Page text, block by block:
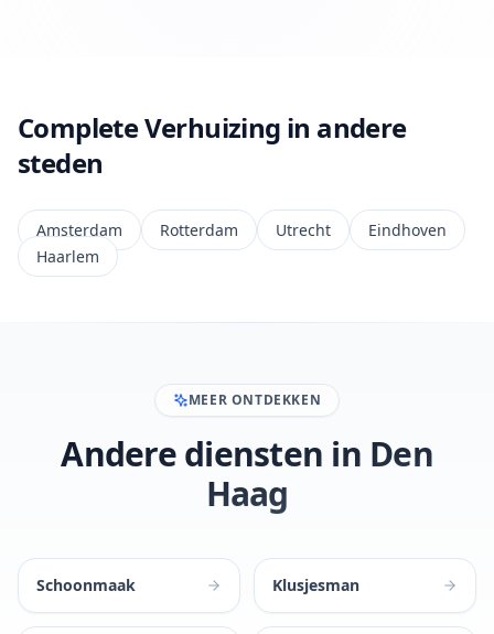
Complete Verhuizing in andere
steden
Amsterdam Rotterdam Utrecht
Eindhoven
Haarlem
MEER ONTDEKKEN
Andere diensten in Den
Haag
Schoonmaak Klusjesman